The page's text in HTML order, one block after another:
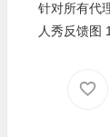
针对所有代
人秀反馈图